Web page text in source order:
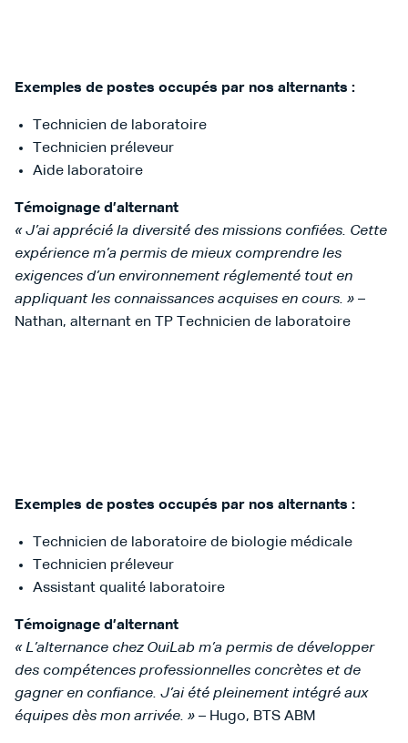
Exemples de postes occupés par nos alternants :
Technicien de laboratoire
Technicien préleveur
Aide laboratoire
Témoignage d’alternant
« J’ai apprécié la diversité des missions confiées. Cette
expérience m’a permis de mieux comprendre les
exigences d’un environnement réglementé tout en
appliquant les connaissances acquises en cours. » –
Nathan, alternant en TP Technicien de laboratoire
Exemples de postes occupés par nos alternants :
Technicien de laboratoire de biologie médicale
Technicien préleveur
Assistant qualité laboratoire
Témoignage d’alternant
« L’alternance chez OuiLab m’a permis de développer
des compétences professionnelles concrètes et de
gagner en confiance. J’ai été pleinement intégré aux
équipes dès mon arrivée. » – Hugo, BTS ABM